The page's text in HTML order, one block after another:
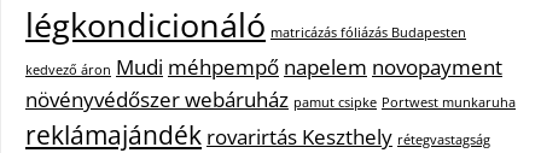
légkondicionáló matricázás fóliázás Budapesten
kedvező áron Mudi méhpempő napelem novopayment
növényvédőszer webáruház pamut csipke Portwest munkaruha
reklámajándék rovarirtás Keszthely rétegvastagság